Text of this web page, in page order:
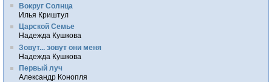
Вокруг Солнца
Илья Криштул
Царской Семье
Надежда Кушкова
Зовут... зовут они меня
Надежда Кушкова
Первый луч
Александр Конопля